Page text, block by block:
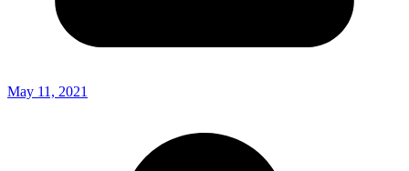
May 11, 2021